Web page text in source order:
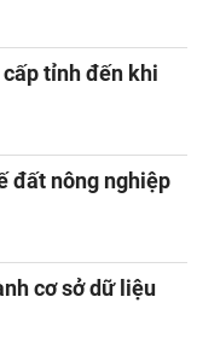
tỉnh đến khi
đất nông nghiệp
cơ sở dữ liệu